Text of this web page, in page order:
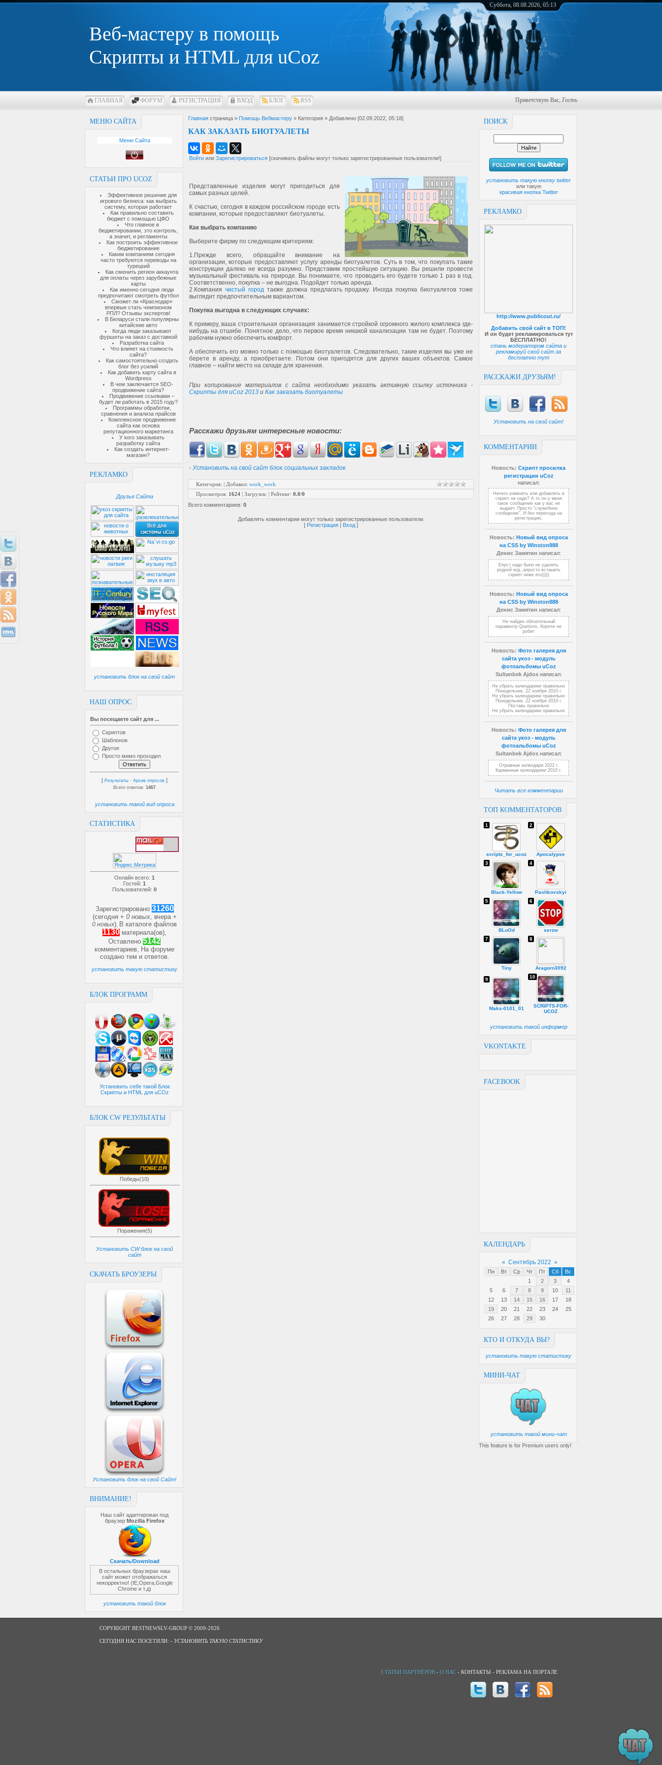
Веб-мастеру в помощь
Скрипты и HTML для uCoz
Суббота, 08.08.2026, 05:13
ГЛАВНАЯ ФОРУМ РЕГИСТРАЦИЯ ВХОД БЛОГ RSS Приветствую Вас, Гость
МЕНЮ САЙТА
Меню Сайта
СТАТЬИ ПРО UCOZ
Эффективное решение для
игрового бизнеса: как выбрать
систему, которая работает
Как правильно составить
бюджет с помощью ЦФО
Что главное в
бюджетировании, это контроль,
а значит, и регламенты
Как построить эффективное
бюджетирование
Каким компаниям сегодня
часто требуются переводы на
турецкий
Как сменить регион аккаунта
для оплаты через зарубежные
карты
Как именно сегодня люди
предпочитают смотреть футбол
Сможет ли «Краснодар»
впервые стать чемпионом
РПЛ? Отзывы экспертов!
В Беларуси стали популярны
китайские авто
Когда люди заказывают
фуршеты на заказ с доставкой
Разработка сайта
Что влияет на стоимость
сайта?
Как самостоятельно создать
блог без усилий
Как добавить карту сайта в
Wordpress
В чем заключается SEO-
продвижение сайта?
Продвижение ссылками –
будет ли работать в 2015 году?
Программы обработки,
сравнения и анализа прайсов
Комплексное продвижение
сайта как основа
репутационного маркетинга
У кого заказывать
разработку сайта
Как создать интернет-
магазин?
РЕКЛАМКО
Друзья Сайта
установить блок на свой сайт
НАШ ОПРОС
Вы посещаете сайт для ...
Скриптов
Шаблонов
Другое
Просто мимо проходил
[ Результаты · Архив опросов ]
Всего ответов: 1467
установить такой вид опроса
СТАТИСТИКА
Онлайн всего: 1
Гостей: 1
Пользователей: 0
Зарегистрировано 31260
(сегодня + 0 новых, вчера +
0 новых) В каталоге файлов
1130 материала(ов),
Оставлено 5142
комментариев, На форуме
создано тем и ответов.
установить такую статистику
БЛОК ПРОГРАММ
Установить себе такой Блок
Скрипты и HTML для uCOz
БЛОК CW РЕЗУЛЬТАТЫ
Победы(10)
Поражения(5)
Установить CW блок на свой
сайт
СКАЧАТЬ БРОУЗЕРЫ
Установить блок на свой Сайт!
ВНИМАНИЕ!
Наш сайт адаптирован под
браузер Mozilla Firefox
Скачать/Download
В остальных браузерах наш
сайт может отображаться
некорректно! (IE,Opera,Google
Chrome и т.д)
установить такой блок
ПОИСК
установить такую кнопку twitter
или такую
красивая кнопка Twitter
РЕКЛАМКО
http://www.publicout.ru/
Добавить свой сайт в ТОП!
И он будет рекламироваться тут
БЕСПЛАТНО!
стань модератором сайта и
рекламируй свой сайт за
бесплатно тут
РАССКАЖИ ДРУЗЬЯМ!
Установить на свой сайт!
КОММЕНТАРИИ
Новость: Скрипт просилка
регистрации uCoz
написал:
Ничего изменять или добавлять в
скрипт не надо? А то он у меня
такое сообщение как у вас не
выдаёт. Просто "служебное
сообщение". И без перехода на
регистрацию.
Новость: Новый вид опроса
на CSS by Winston888
Денис Замятин написал:
Епрст надо было не удалять
родной код ,апросто встаыить
скрипт ниже его)))))
Новость: Новый вид опроса
на CSS by Winston888
Денис Замятин написал:
Не найден обязательный
параментр Quetions. Короче не
робит
Новость: Фото галерея для
сайта укоз - модуль
фотоальбомы uCoz
Sultanbek Ajdosнаписал:
Не убрать календарики правильно
Понедельник, 22 ноября 2010 г.
Не убрать календарики правильно
Понедельник, 22 ноября 2010 г.
Поставь правильно
Не убрать календарики правильно
Новость: Фото галерея для
сайта укоз - модуль
фотоальбомы uCoz
Sultanbek Ajdosнаписал:
Отрывные календари 2022 г.
Карманные календарики 2010 г.
Читать все комментарии
ТОП КОММЕНТАТОРОВ
scripts_for_ucoz
1
Apocalypse
2
Black-Yellow
3
Pashkovskyi
4
BLoOd
5
serzw
6
Tiny
7
Aragorn3092
8
Maks-0101_01
9
SCRIPTS-FOR-
UCOZ
10
установить такой информер
VKONTAKTE
FACEBOOK
КАЛЕНДАРЬ
« Сентябрь 2022 »
Пн Вт Ср Чт Пт Сб
Вс
1
2 3
4
5
6 7 8 9 10
11
12
13 14 15 16 17
18
19
20 21 22 23 24
25
26
27 28 29 30
КТО И ОТКУДА ВЫ?
установить такую статистику
МИНИ-ЧАТ
установить такой мини-чат
This feature is for Premium users only!
Главная страница » Помощь Вебмастеру » Категория » Добавлено [02.09.2022, 05:18]
КАК ЗАКАЗАТЬ БИОТУАЛЕТЫ
Войти или Зарегистрироваться [скачивать файлы могут только зарегистрированные пользователи!]
Представленные изделия могут пригодиться для
самых разных целей.
К счастью, сегодня в каждом российском городе есть
компании, которые предоставляют биотуалеты.
Как выбрать компанию
Выберите фирму по следующим критериям:
1.Прежде всего, обращайте внимание на
организации, которые предоставляют услугу аренды биотуалетов. Суть в том, что покупать такие
конструкции далеко не всегда разумно. Представим простейшую ситуацию. Вы решили провести
музыкальный фестиваль на природе. Вы понимаете, что проводить его будете только 1 раз в год.
Соответственно, покупка – не выгодна. Подойдет только аренда.
2.Компания чистый городтакже должна предлагать продажу. Иногда покупка биотуалетов тоже
выглядит предпочтительным вариантом.
Покупка выгодна в следующих случаях:
К примеру, ваша строительная организация занимается стройкой огромного жилого комплекса где-
нибудь на отшибе. Понятное дело, что первое время никакой канализации там не будет. Поэтому
рабочим нужно обеспечить комфорт.
А обеспечить его можно только с помощью биотуалетов. Следовательно, такие изделия вы уже не
берете в аренду, а приобретаете. Потом они пригодятся для других ваших объектов. Самое
главное – найти место на складе для хранения.
При копирование материалов с сайта необходимо указать активную ссылку источника -
Скрипты для uCoz 2013 и Как заказать биотуалеты
Расскажи друзьям интересные новости:
- Установить на свой сайт блок социальных закладок
Категория: | Добавил: work_work
Просмотров: 1624 | Загрузок: | Рейтинг: 0.0/0
Всего комментариев: 0
Добавлять комментарии могут только зарегистрированные пользователи.
[ Регистрация | Вход ]
COPYRIGHT BESTNEWSLV-GROUP © 2009-2026
СЕГОДНЯ НАС ПОСЕТИЛИ: - УСТАНОВИТЬ ТАКУЮ СТАТИСТИКУ
СТАТЬИ ПАРТНЁРОВ - О НАС - КОНТАКТЫ - РЕКЛАМА НА ПОРТАЛЕ